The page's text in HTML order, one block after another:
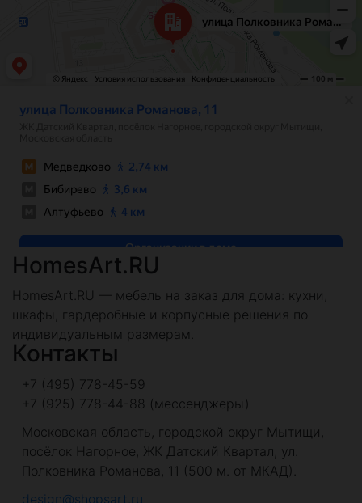
HomesArt.RU
HomesArt.RU — мебель на заказ для дома: кухни,
шкафы, гардеробные и корпусные решения по
индивидуальным размерам.
Контакты
+7 (495) 778-45-59
+7 (925) 778-44-88 (мессенджеры)
Московская область, городской округ Мытищи,
посёлок Нагорное, ЖК Датский Квартал, ул.
Полковника Романова, 11 (500 м. от МКАД).
design@shopsart.ru